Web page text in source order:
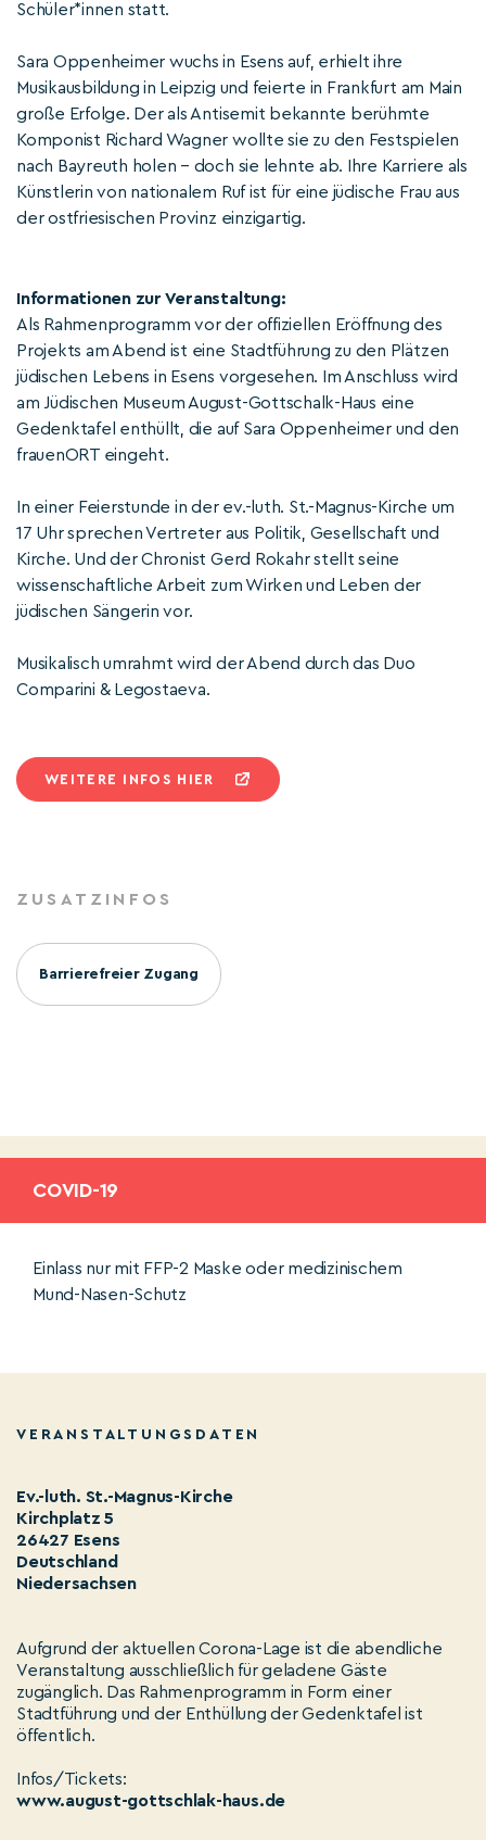
Schüler*innen statt.
Sara Oppenheimer wuchs in Esens auf, erhielt ihre
Musikausbildung in Leipzig und feierte in Frankfurt am Main
große Erfolge. Der als Antisemit bekannte berühmte
Komponist Richard Wagner wollte sie zu den Festspielen
nach Bayreuth holen – doch sie lehnte ab. Ihre Karriere als
Künstlerin von nationalem Ruf ist für eine jüdische Frau aus
der ostfriesischen Provinz einzigartig.
Informationen zur Veranstaltung:
Als Rahmenprogramm vor der offiziellen Eröffnung des
Projekts am Abend ist eine Stadtführung zu den Plätzen
jüdischen Lebens in Esens vorgesehen. Im Anschluss wird
am Jüdischen Museum August-Gottschalk-Haus eine
Gedenktafel enthüllt, die auf Sara Oppenheimer und den
frauenORT eingeht.
In einer Feierstunde in der ev.-luth. St.-Magnus-Kirche um
17 Uhr sprechen Vertreter aus Politik, Gesellschaft und
Kirche. Und der Chronist Gerd Rokahr stellt seine
wissenschaftliche Arbeit zum Wirken und Leben der
jüdischen Sängerin vor.
Musikalisch umrahmt wird der Abend durch das Duo
Comparini & Legostaeva.
WEITERE INFOS HIER
ZUSATZINFOS
Barrierefreier Zugang
COVID-19
Einlass nur mit FFP-2 Maske oder medizinischem
Mund-Nasen-Schutz
VERANSTALTUNGSDATEN
Ev.-luth. St.-Magnus-Kirche
Kirchplatz 5
26427 Esens
Deutschland
Niedersachsen
Aufgrund der aktuellen Corona-Lage ist die abendliche
Veranstaltung ausschließlich für geladene Gäste
zugänglich. Das Rahmenprogramm in Form einer
Stadtführung und der Enthüllung der Gedenktafel ist
öffentlich.
Infos/Tickets:
www.august-gottschlak-haus.de